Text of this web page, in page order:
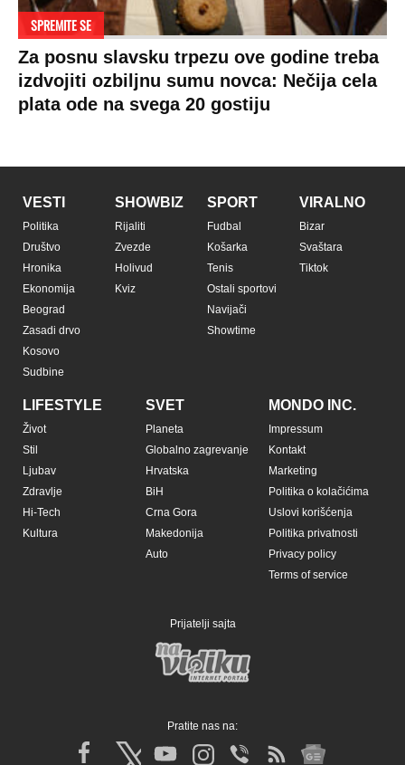
SPREMITE SE
Za posnu slavsku trpezu ove godine treba
izdvojiti ozbiljnu sumu novca: Nečija cela
plata ode na svega 20 gostiju
VESTI
Politika
Društvo
Hronika
Ekonomija
Beograd
Zasadi drvo
Kosovo
Sudbine
SHOWBIZ
Rijaliti
Zvezde
Holivud
Kviz
SPORT
Fudbal
Košarka
Tenis
Ostali sportovi
Navijači
Showtime
VIRALNO
Bizar
Svaštara
Tiktok
LIFESTYLE
Život
Stil
Ljubav
Zdravlje
Hi-Tech
Kultura
SVET
Planeta
Globalno zagrevanje
Hrvatska
BiH
Crna Gora
Makedonija
Auto
MONDO INC.
Impressum
Kontakt
Marketing
Politika o kolačićima
Uslovi korišćenja
Politika privatnosti
Privacy policy
Terms of service
Prijatelji sajta
Pratite nas na: